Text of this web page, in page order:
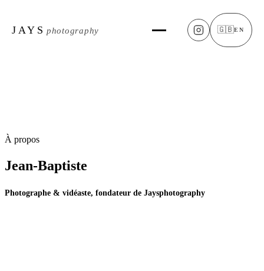
JAYS photography 🇬🇧EN
À propos
Jean-Baptiste
Photographe & vidéaste, fondateur de Jaysphotography